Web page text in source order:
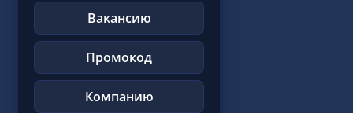
Вакансию
Промокод
Компанию